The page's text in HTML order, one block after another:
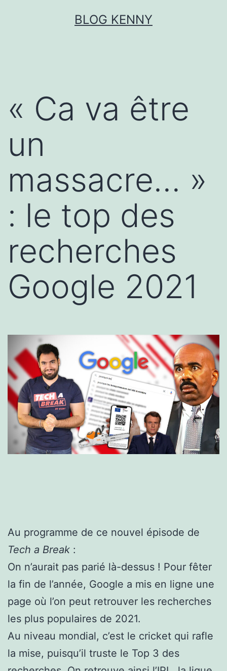
BLOG KENNY
« Ca va être
un
massacre… »
: le top des
recherches
Google 2021
Au programme de ce nouvel épisode de
Tech a Break :
On n’aurait pas parié là-dessus ! Pour fêter
la fin de l’année, Google a mis en ligne une
page où l’on peut retrouver les recherches
les plus populaires de 2021.
Au niveau mondial, c’est le cricket qui rafle
la mise, puisqu’il truste le Top 3 des